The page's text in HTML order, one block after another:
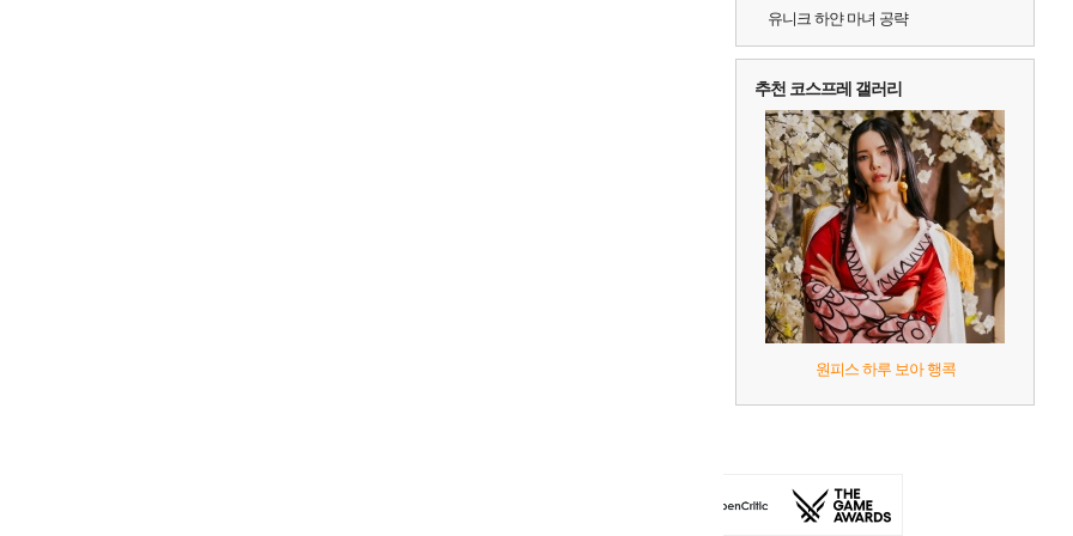
유니크 하얀 마녀 공략
추천 코스프레 갤러리
원피스 하루 보아 행콕